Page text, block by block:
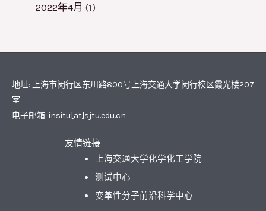
2022年4月 (1)
地址: 上海市闵行区东川路800号上海交通大学闵行校区霞光楼207
室
电子邮箱: insitu[at]sjtu.edu.cn
友情链接
上海交通大学化学化工学院
测试中心
变革性分子前沿科学中心